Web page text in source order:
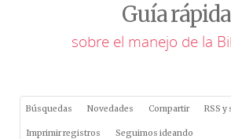
Guía rápida
sobre el manejo de la
Búsquedas Novedades Compartir RSS
Imprimir registros Seguimos ideando